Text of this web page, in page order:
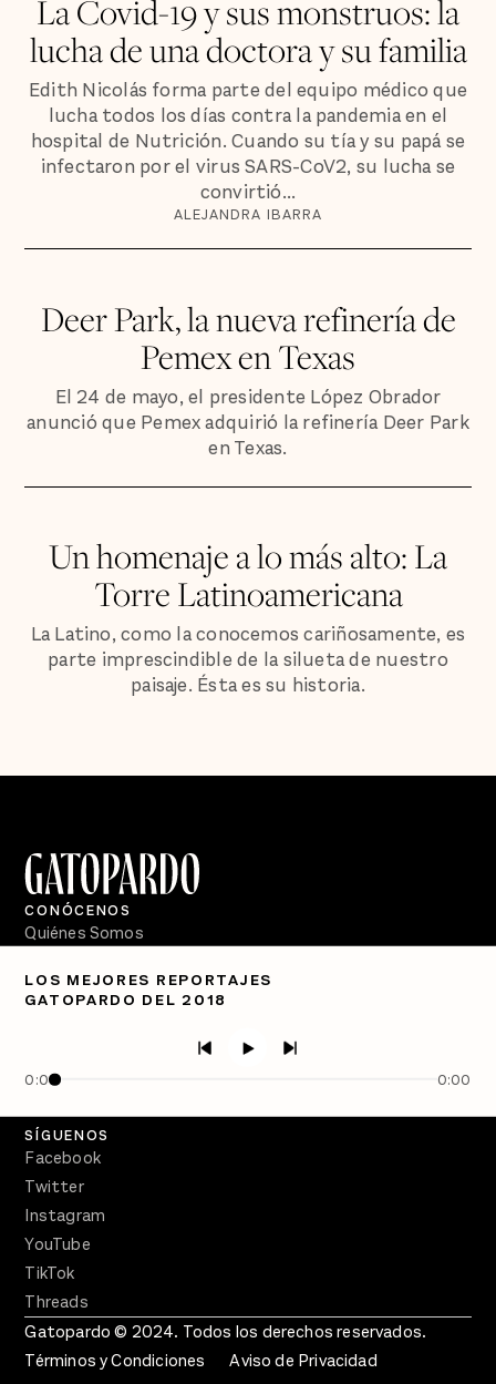
La Covid-19 y sus monstruos: la
lucha de una doctora y su familia
Edith Nicolás forma parte del equipo médico que
lucha todos los días contra la pandemia en el
hospital de Nutrición. Cuando su tía y su papá se
infectaron por el virus SARS-CoV2, su lucha se
convirtió...
ALEJANDRA IBARRA
Deer Park, la nueva refinería de
Pemex en Texas
El 24 de mayo, el presidente López Obrador
anunció que Pemex adquirió la refinería Deer Park
en Texas.
Un homenaje a lo más alto: La
Torre Latinoamericana
La Latino, como la conocemos cariñosamente, es
parte imprescindible de la silueta de nuestro
paisaje. Ésta es su historia.
LOS MEJORES REPORTAJES
GATOPARDO DEL 2018
0:00 0:00
CONÓCENOS
Quiénes Somos
PÓDCASTS
Crecer en Distopía
SÍGUENOS
Facebook
Twitter
Instagram
YouTube
TikTok
Threads
Gatopardo © 2024. Todos los derechos reservados.
Términos y Condiciones
Aviso de Privacidad